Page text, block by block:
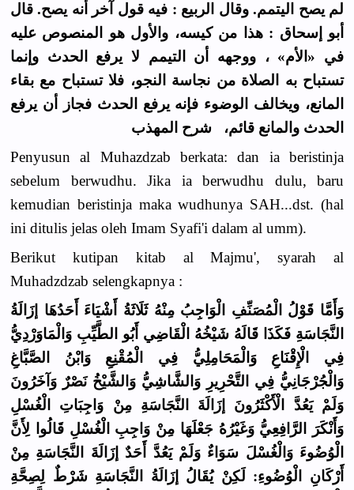
لم يصح اليتمم. وقال الربيع : فيه قول آخر أنه يصح. قال
أبو إسحاق : هذا من كيسه، والأول هو المنصوص عليه
في «الأم» ، ووجهه أن التيمم لا يرفع الحدث وإنما
تستباح به الصلاة من نجاسة النجو، فلا تستباح مع بقاء
المانع، ويخالف الوضوء فإنه يرفع الحدث فجاز أن يرفع
الحدث والمانع قائم، شرح المهذب
Penyusun al Muhazdzab berkata: dan ia beristinja
sebelum berwudhu. Jika ia berwudhu dulu, baru
kemudian beristinja maka wudhunya SAH...dst. (hal
ini ditulis jelas oleh Imam Syafi'i dalam al umm).
Berikut kutipan kitab al Majmu', syarah al
Muhadzdzab selengkapnya :
وَأَمَّا قَوْلُ الْمُصَنِّفِ الْوَاجِبُ مِنْهُ ثَلَاثَةُ أَشْيَاءَ أَحَدُهَا إزَالَةُ
النَّجَاسَةِ فَكَذَا قَالَهُ شَيْخُهُ الْقَاضِي أَبُو الطَّيِّبِ وَالْمَاوَرْدِيُّ
فِي الْإِقْنَاعِ وَالْمَحَامِلِيُّ فِي الْمُقْنِعِ وَابْنُ الصَّبَّاغِ
وَالْجُرْجَانِيُّ فِي التَّحْرِيرِ وَالشَّاشِيُّ وَالشَّيْخُ نَصْرٌ وَآخَرُونَ
وَلَمْ يَعُدَّ الْأَكْثَرُونَ إزَالَةَ النَّجَاسَةِ مِنْ وَاجِبَاتِ الْغُسْلِ
وَأَنْكَرَ الرَّافِعِيُّ وَغَيْرُهُ جَعْلَهَا مِنْ وَاجِبِ الْغُسْلِ قَالُوا لِأَنَّ
الْوُضُوءَ وَالْغُسْلَ سَوَاءٌ وَلَمْ يَعُدَّ أَحَدٌ إزَالَةَ النَّجَاسَةِ مِنْ
أَرْكَانِ الْوُضُوءِ: لَكِنْ يُقَالُ إزَالَةُ النَّجَاسَةِ شَرْطٌ لِصِحَّةِ